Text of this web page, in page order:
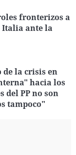
fronterizos a
Italia ante la
la crisis en
hacia los
del PP no son
tampoco"